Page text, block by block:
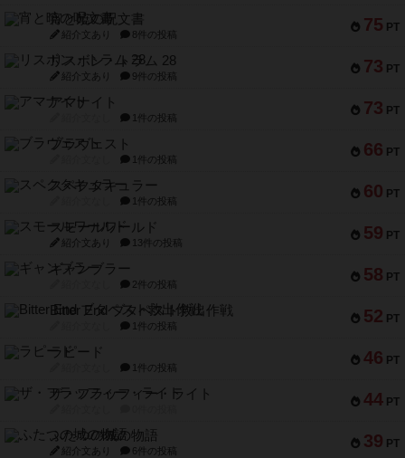
75 PT
宵と暁の呪文書
紹介文あり 8件の投稿
73 PT
リスボン・トラム 28
紹介文あり 9件の投稿
73 PT
アマナイト
1件の投稿
66 PT
ブラヴェスト
1件の投稿
60 PT
スペクタキュラー
1件の投稿
59 PT
スモールワールド
紹介文あり 13件の投稿
58 PT
ギャンブラー
2件の投稿
52 PT
Bitter End ブタペスト救出作戦
1件の投稿
46 PT
ラピード
1件の投稿
44 PT
ザ・フラッフィー・ライト
39 PT
ふたつの城の物語
紹介文あり 6件の投稿